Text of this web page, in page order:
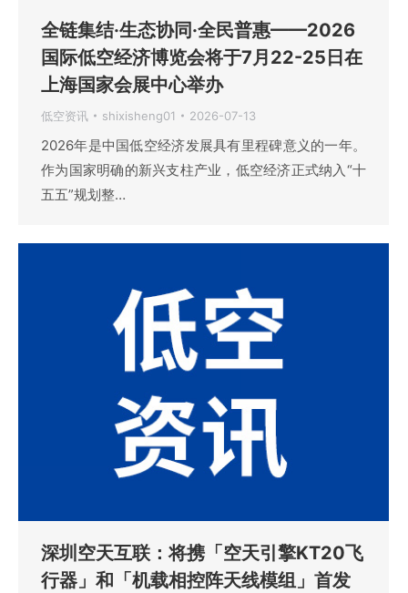
全链集结·生态协同·全民普惠——2026
国际低空经济博览会将于7月22-25日在
上海国家会展中心举办
低空资讯 shixisheng01 2026-07-13
2026年是中国低空经济发展具有里程碑意义的一年。
作为国家明确的新兴支柱产业，低空经济正式纳入“十
五五”规划整…
深圳空天互联：将携「空天引擎KT20飞
行器」和「机载相控阵天线模组」首发